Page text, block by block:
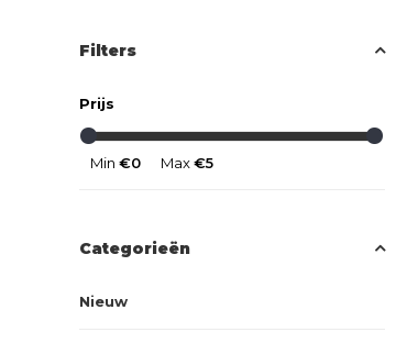
Filters
Prijs
Min €0 Max€5
Categorieën
Nieuw